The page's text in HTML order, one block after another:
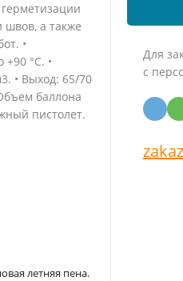
швов, а также
•
+90 °С. •
• Выход: 65/70
баллона
пистолет.
летняя пена.
Для
с